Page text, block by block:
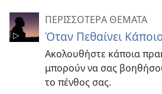
ΠΕΡΙΣΣΟΤΕΡΑ ΘΕΜΑΤΑ
Όταν Πεθαίνει
Ακολουθήστε κάποια
μπορούν να σας
το πένθος σας.